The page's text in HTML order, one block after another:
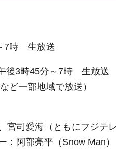
7時 生放送
後3時45分～7時 生放送
ど一部地域で放送）
宮司愛海（ともにフジテ
：阿部亮平（Snow Man）